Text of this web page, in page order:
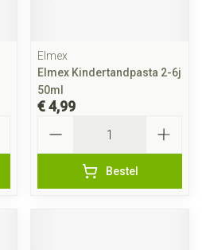
Elmex
Elmex Kindertandpasta 2-6j
50ml
€ 4,99
Bestel